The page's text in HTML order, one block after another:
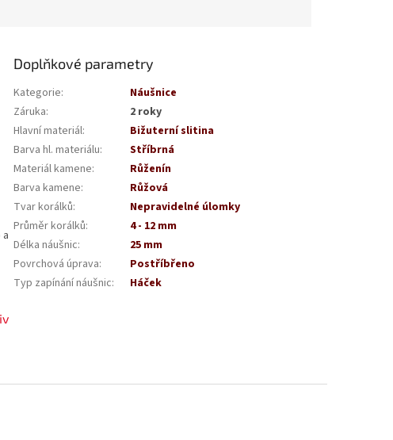
Doplňkové parametry
Kategorie:
Náušnice
Záruka:
2 roky
Hlavní materiál:
Bižuterní slitina
Barva hl. materiálu:
Stříbrná
Materiál kamene:
Růženín
Barva kamene:
Růžová
Tvar korálků:
Nepravidelné úlomky
Průměr korálků:
4 - 12 mm
Délka náušnic:
25 mm
Povrchová úprava:
Postříbřeno
Typ zapínání náušnic: Háček